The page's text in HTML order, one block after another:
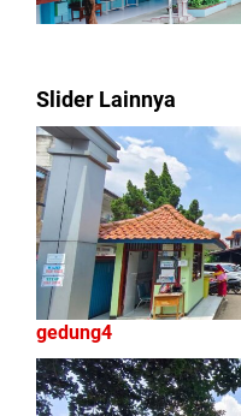
Slider Lainnya
gedung4